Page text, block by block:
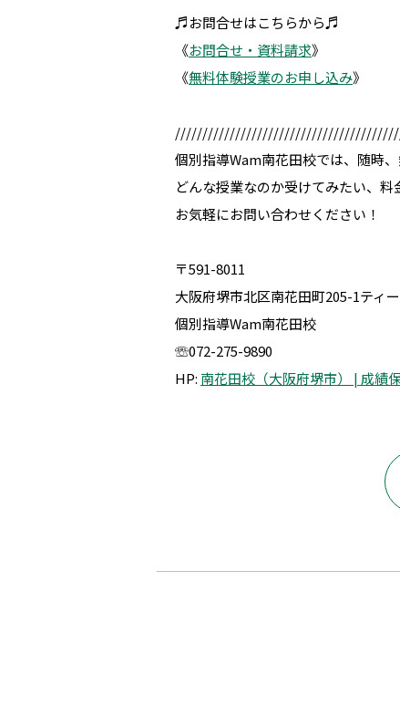
♬お問合せはこちらから♬
《お問合せ・資料請求》
《無料体験授業のお申し込み》
個別指導Wam南花田校では、随時
どんな授業なのか受けてみたい、料
お気軽にお問い合わせください！
〒591-8011
大阪府堺市北区南花田町205-1ティ
個別指導Wam南花田校
☏072-275-9890
HP: 南花田校（大阪府堺市） | 成績